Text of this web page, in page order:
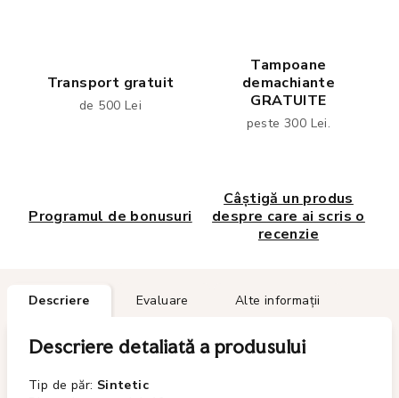
Transport gratuit
de 500 Lei
Tampoane
demachiante
GRATUITE
peste 300 Lei.
Programul de bonusuri
Câștigă un produs
despre care ai scris o
recenzie
Descriere Evaluare Alte informații
Descriere detaliată a produsului
Tip de păr: Sintetic